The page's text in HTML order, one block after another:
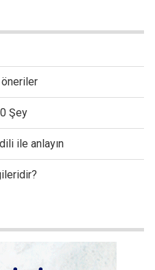
Şey
ile anlayın